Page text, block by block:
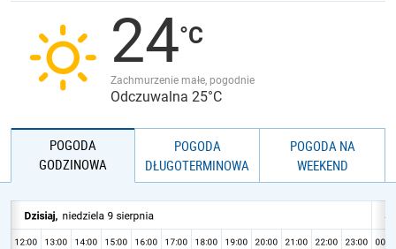
JAKOŚĆ POWIETRZA24
Zachmurzenie małe, pogodnie
Odczuwalna 25°C
POGODA
GODZINOWA
POGODA
DŁUGOTERMINOWA
POGODA NA
WEEKEND